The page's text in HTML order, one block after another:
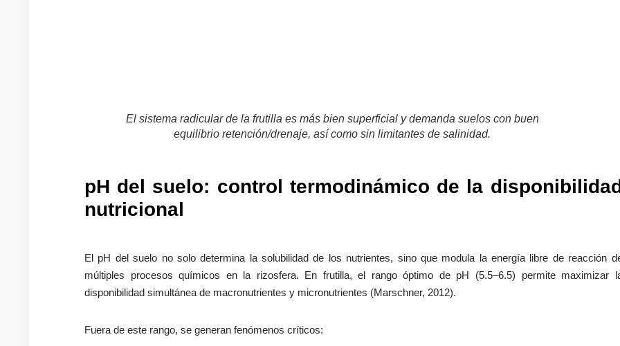
El sistema radicular de la frutilla es más bien superficial y demanda suelos con buen
equilibrio retención/drenaje, así como sin limitantes de salinidad.
pH del suelo: control termodinámico de la
nutricional
El pH del suelo no solo determina la solubilidad de los nutrientes, sino que modula la energía libre de reacción
múltiples procesos químicos en la rizosfera. En frutilla, el rango óptimo de pH (5.5–6.5) permite maximizar
disponibilidad simultánea de macronutrientes y micronutrientes (Marschner, 2012).
Fuera de este rango, se generan fenómenos críticos: